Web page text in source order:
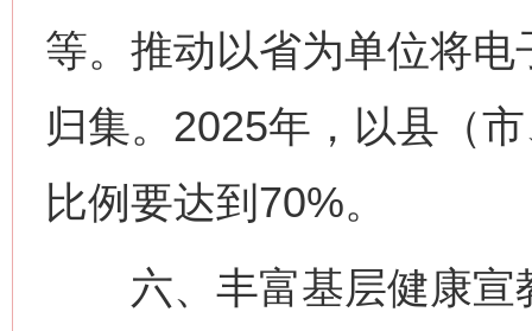
等。推动以省为单位将
归集。2025年，以县（
比例要达到70%。
六、丰富基层健康宣